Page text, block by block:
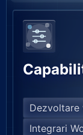
Dezvoltare
Integrari